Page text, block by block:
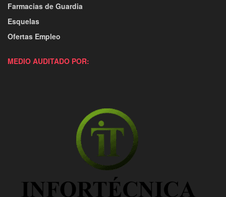
Farmacias de Guardia
Esquelas
Ofertas Empleo
MEDIO AUDITADO POR: